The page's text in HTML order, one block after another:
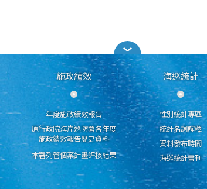
施政績效
年度施政績效報告
原行政院海岸巡防署各年度
施政績效報告歷史資料
本署列管個案計畫評核結果
海巡統計
性別統計專區
統計名詞解釋
資料發布時間
海巡統計書刊